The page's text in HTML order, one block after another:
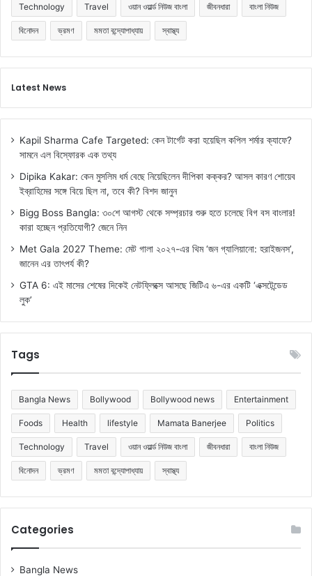
Technology Travel ওয়ান ওয়ার্ল্ড নিউজ বাংলা জীবনধারা বাংলা নিউজ
বিনোদন ভ্রমণ মমতা বন্দ্যোপাধ্যায় স্বাস্থ্য
Latest News
Kapil Sharma Cafe Targeted: কেন টার্গেট করা হয়েছিল কপিল শর্মার ক্যাফে?
সামনে এল বিস্ফোরক এক তথ্য
Dipika Kakar: কেন মুসলিম ধর্ম বেছে নিয়েছিলেন দীপিকা কক্কর? আসল কারণ শোয়েব
ইব্রাহিমের সঙ্গে বিয়ে ছিল না, তবে কী? বিশদ জানুন
Bigg Boss Bangla: ৩০শে আগস্ট থেকে সম্প্রচার শুরু হতে চলেছে বিগ বস বাংলার!
কারা হচ্ছেন প্রতিযোগী? জেনে নিন
Met Gala 2027 Theme: মেট গালা ২০২৭-এর থিম ‘জন গ্যালিয়ানো: হরাইজনস’,
জানেন এর তাৎপর্য কী?
GTA 6: এই মাসের শেষের দিকেই নেটফ্লিক্সে আসছে জিটিএ ৬-এর একটি ‘এক্সটেন্ডেড
লুক’
Tags
Bangla News Bollywood Bollywood news Entertainment
Foods Health lifestyle Mamata Banerjee Politics
Technology Travel ওয়ান ওয়ার্ল্ড নিউজ বাংলা জীবনধারা বাংলা নিউজ
বিনোদন ভ্রমণ মমতা বন্দ্যোপাধ্যায় স্বাস্থ্য
Categories
Bangla News